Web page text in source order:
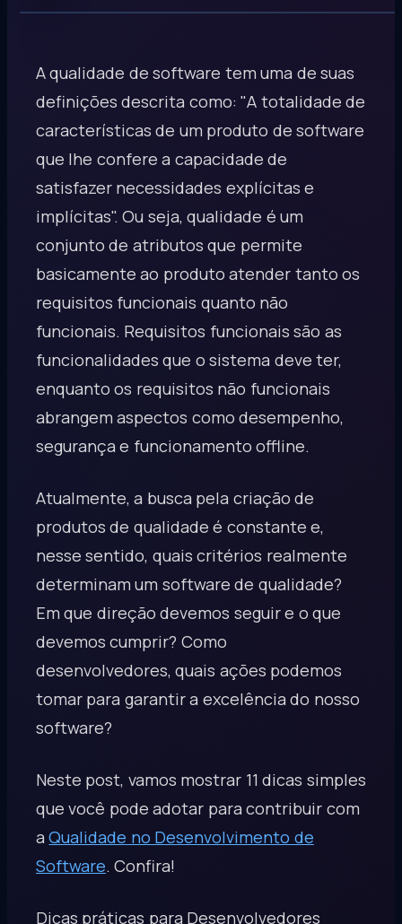
A qualidade de software tem uma de suas
definições descrita como: "A totalidade de
características de um produto de software
que lhe confere a capacidade de
satisfazer necessidades explícitas e
implícitas". Ou seja, qualidade é um
conjunto de atributos que permite
basicamente ao produto atender tanto os
requisitos funcionais quanto não
funcionais. Requisitos funcionais são as
funcionalidades que o sistema deve ter,
enquanto os requisitos não funcionais
abrangem aspectos como desempenho,
segurança e funcionamento offline.
Atualmente, a busca pela criação de
produtos de qualidade é constante e,
nesse sentido, quais critérios realmente
determinam um software de qualidade?
Em que direção devemos seguir e o que
devemos cumprir? Como
desenvolvedores, quais ações podemos
tomar para garantir a excelência do nosso
software?
Neste post, vamos mostrar 11 dicas simples
que você pode adotar para contribuir com
aQualidade no Desenvolvimento de
Software. Confira!
Dicas práticas para Desenvolvedores